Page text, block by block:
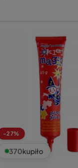
-27%
370kupiło